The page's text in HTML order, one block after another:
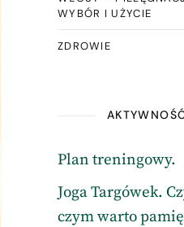
WYBÓR I UŻYCIE
ZDROWIE
Plan treningowy.
Joga Targówek.
czym warto